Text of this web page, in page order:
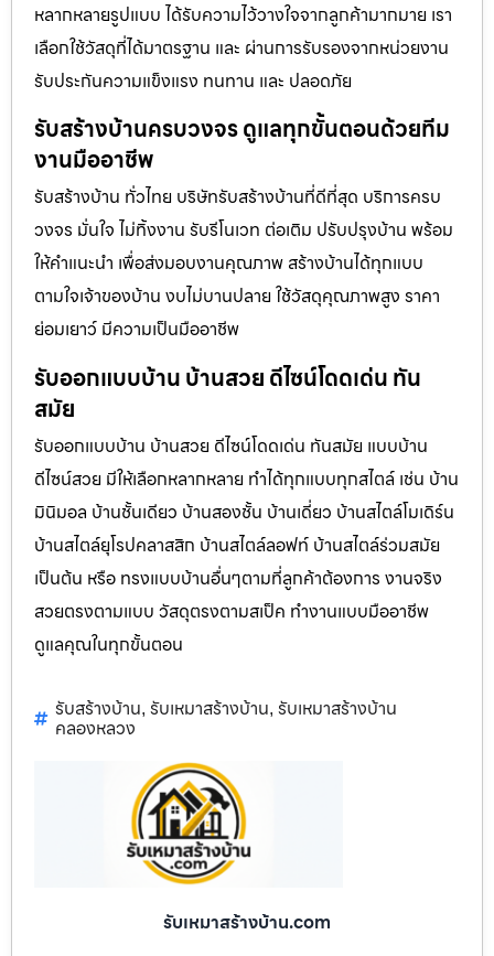
หลากหลายรูปแบบ ได้รับความไว้วางใจจากลูกค้ามากมาย เรา
เลือกใช้วัสดุที่ได้มาตรฐาน และ ผ่านการรับรองจากหน่วยงาน
รับประกันความแข็งแรง ทนทาน และ ปลอดภัย
รับสร้างบ้านครบวงจร ดูแลทุกขั้นตอนด้วยทีม
งานมืออาชีพ
รับสร้างบ้าน ทั่วไทย บริษัทรับสร้างบ้านที่ดีที่สุด บริการครบ
วงจร มั่นใจ ไม่ทิ้งงาน รับรีโนเวท ต่อเติม ปรับปรุงบ้าน พร้อม
ให้คำแนะนำ เพื่อส่งมอบงานคุณภาพ สร้างบ้านได้ทุกแบบ
ตามใจเจ้าของบ้าน งบไม่บานปลาย ใช้วัสดุคุณภาพสูง ราคา
ย่อมเยาว์ มีความเป็นมืออาชีพ
รับออกแบบบ้าน บ้านสวย ดีไซน์โดดเด่น ทัน
สมัย
รับออกแบบบ้าน บ้านสวย ดีไซน์โดดเด่น ทันสมัย แบบบ้าน
ดีไซน์สวย มีให้เลือกหลากหลาย ทำได้ทุกแบบทุกสไตล์ เช่น บ้าน
มินิมอล บ้านชั้นเดียว บ้านสองชั้น บ้านเดี่ยว บ้านสไตล์โมเดิร์น
บ้านสไตล์ยุโรปคลาสสิก บ้านสไตล์ลอฟท์ บ้านสไตล์ร่วมสมัย
เป็นต้น หรือ ทรงแบบบ้านอื่นๆตามที่ลูกค้าต้องการ งานจริง
สวยตรงตามแบบ วัสดุตรงตามสเป็ค ทำงานแบบมืออาชีพ
ดูแลคุณในทุกขั้นตอน
รับสร้างบ้าน, รับเหมาสร้างบ้าน, รับเหมาสร้างบ้าน
คลองหลวง
รับเหมาสร้างบ้าน.com